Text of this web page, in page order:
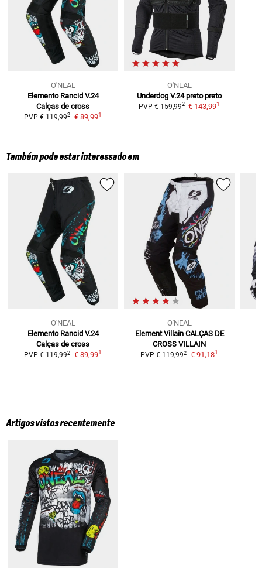
O'NEAL
Elemento Rancid V.24
Calças de cross
PVP € 119,992 € 89,991
O'NEAL
Underdog V.24 preto preto
PVP € 159,992 € 143,991
Também pode estar interessado em
O'NEAL
Elemento Rancid V.24
Calças de cross
PVP € 119,992 € 89,991
O'NEAL
Element Villain CALÇAS DE
CROSS VILLAIN
PVP € 119,992 € 91,181
Artigos vistos recentemente